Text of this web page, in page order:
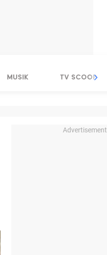
MUSIK TV SCOOP
Advertisement